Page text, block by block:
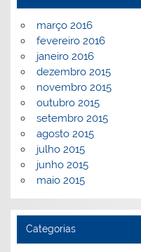
março 2016
fevereiro 2016
janeiro 2016
dezembro 2015
novembro 2015
outubro 2015
setembro 2015
agosto 2015
julho 2015
junho 2015
maio 2015
Categorias